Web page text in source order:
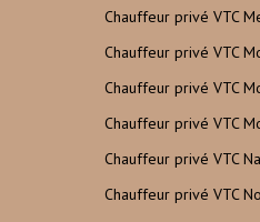
Chauffeur privé VTC
Chauffeur privé VTC
Chauffeur privé VTC
Chauffeur privé VTC
Chauffeur privé VTC
Chauffeur privé VTC